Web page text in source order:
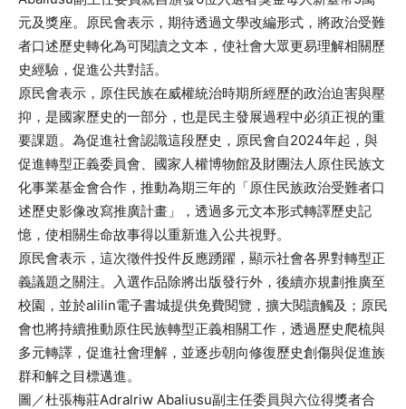
元及獎座。原民會表示，期待透過文學改編形式，將政治受難
者口述歷史轉化為可閱讀之文本，使社會大眾更易理解相關歷
史經驗，促進公共對話。
原民會表示，原住民族在威權統治時期所經歷的政治迫害與壓
抑，是國家歷史的一部分，也是民主發展過程中必須正視的重
要課題。為促進社會認識這段歷史，原民會自2024年起，與
促進轉型正義委員會、國家人權博物館及財團法人原住民族文
化事業基金會合作，推動為期三年的「原住民族政治受難者口
述歷史影像改寫推廣計畫」，透過多元文本形式轉譯歷史記
憶，使相關生命故事得以重新進入公共視野。
原民會表示，這次徵件投件反應踴躍，顯示社會各界對轉型正
義議題之關注。入選作品除將出版發行外，後續亦規劃推廣至
校園，並於alilin電子書城提供免費閱覽，擴大閱讀觸及；原民
會也將持續推動原住民族轉型正義相關工作，透過歷史爬梳與
多元轉譯，促進社會理解，並逐步朝向修復歷史創傷與促進族
群和解之目標邁進。
圖／杜張梅莊Adralriw Abaliusu副主任委員與六位得獎者合